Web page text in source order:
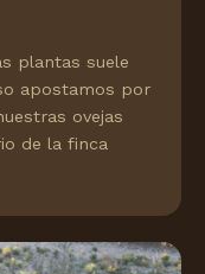
plantas suele
apostamos por
ovejas
de la finca